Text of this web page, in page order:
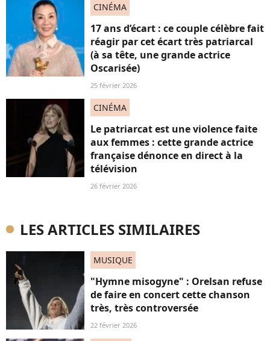
CINÉMA
17 ans d’écart : ce couple célèbre fait
réagir par cet écart très patriarcal
(à sa tête, une grande actrice
Oscarisée)
25 février 2026
CINÉMA
Le patriarcat est une violence faite
aux femmes : cette grande actrice
française dénonce en direct à la
télévision
26 février 2026
LES ARTICLES SIMILAIRES
MUSIQUE
"Hymne misogyne" : Orelsan refuse
de faire en concert cette chanson
très, très controversée
22 février 2026